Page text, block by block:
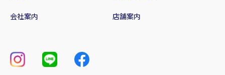
会社案内 店舗案内